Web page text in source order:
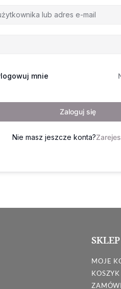
mnie
Zaloguj się
Nie masz jeszcze konta?
SKLEP
MOJE
KOSZYK